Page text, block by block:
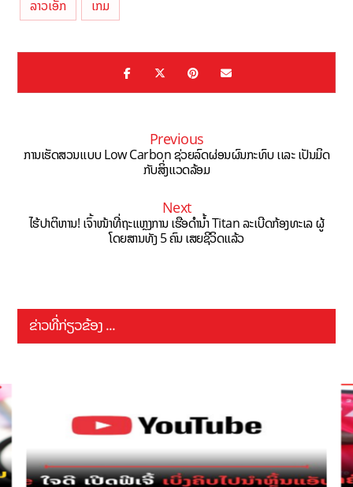
ລາວເອັກ ເກມ
Previous
ການເຮັດສວນເເບບ Low Carbon ຊ່ວຍລົດຜ່ອນຜົນກະທົບ ເເລະ ເປັນມິດ
ກັບສິ່ງເເວດລ້ອມ
Next
ໄຮ້ປາຕິຫານ! ເຈົ້າໜ້າທີ່ຖະແຫຼງການ ເຮືອດຳນໍ້າ Titan ລະເບີດກ້ອງທະເລ ຜູ້
ໂດຍສານທັງ 5 ຄົນ ເສຍຊີວິດແລ້ວ
ຂ່າວທີ່ກ່ຽວຂ້ອງ ...